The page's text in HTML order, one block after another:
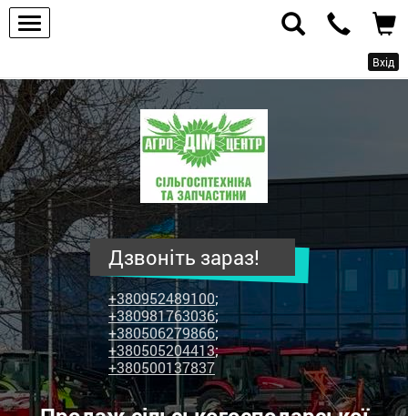
Вхід
ПП
"Агродім-
центр"
-
продаж
сільськогосподарської
техніки
та
запчастин
Дзвоніть зараз!
+380952489100;
+380981763036;
+380506279866;
+380505204413;
+380500137837